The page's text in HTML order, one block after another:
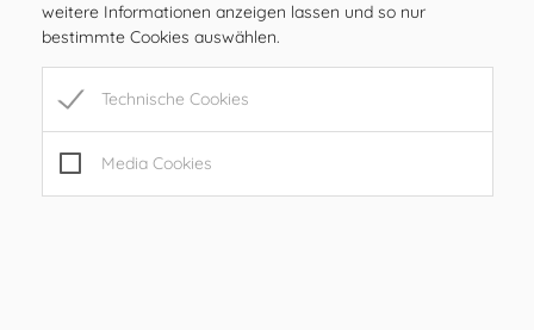
Gemeinde Ilztal
Prebensdorf 170, 8211 Ilztal
Tel:+43 3113 2485
Mail:gde@ilztal.gv.at
Gemeindekennziffer: 61762 , UID: ATU 69185204
weitere Informationen anzeigen lassen und so nur
bestimmte Cookies auswählen.
Technische Cookies
Media Cookies